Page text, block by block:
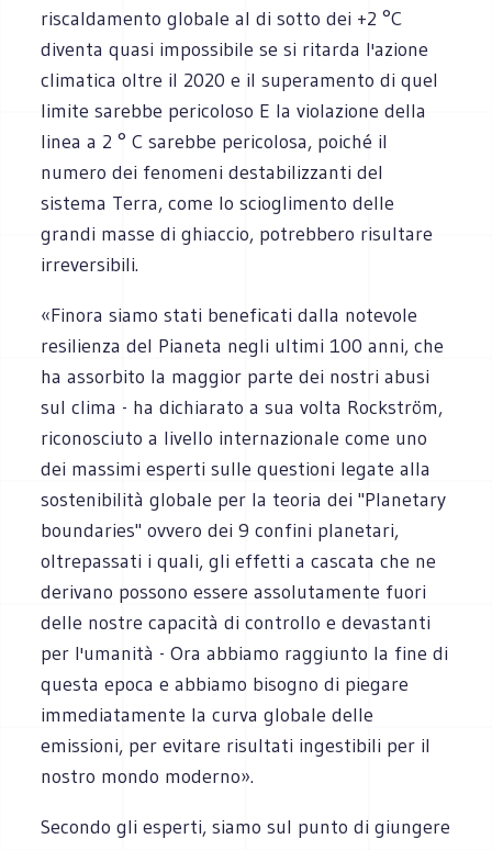
riscaldamento globale al di sotto dei +2 °C
diventa quasi impossibile se si ritarda l'azione
climatica oltre il 2020 e il superamento di quel
limite sarebbe pericoloso E la violazione della
linea a 2 ° C sarebbe pericolosa, poiché il
numero dei fenomeni destabilizzanti del
sistema Terra, come lo scioglimento delle
grandi masse di ghiaccio, potrebbero risultare
irreversibili.
«Finora siamo stati beneficati dalla notevole
resilienza del Pianeta negli ultimi 100 anni, che
ha assorbito la maggior parte dei nostri abusi
sul clima - ha dichiarato a sua volta Rockström,
riconosciuto a livello internazionale come uno
dei massimi esperti sulle questioni legate alla
sostenibilità globale per la teoria dei "Planetary
boundaries" ovvero dei 9 confini planetari,
oltrepassati i quali, gli effetti a cascata che ne
derivano possono essere assolutamente fuori
delle nostre capacità di controllo e devastanti
per l'umanità - Ora abbiamo raggiunto la fine di
questa epoca e abbiamo bisogno di piegare
immediatamente la curva globale delle
emissioni, per evitare risultati ingestibili per il
nostro mondo moderno».
Secondo gli esperti, siamo sul punto di giungere